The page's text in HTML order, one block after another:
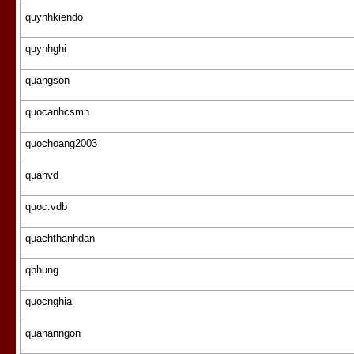
quynhkiendo
quynhghi
quangson
quocanhcsmn
quochoang2003
quanvd
quoc.vdb
quachthanhdan
qbhung
quocnghia
quananngon